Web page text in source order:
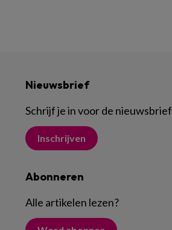
Nieuwsbrief
Schrijf je in voor de nieuwsbrief
Inschrijven
Abonneren
Alle artikelen lezen?